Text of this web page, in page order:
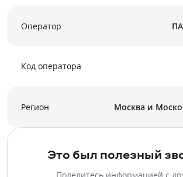
Оператор
Код оператора
Регион Москва и
Это был полезный